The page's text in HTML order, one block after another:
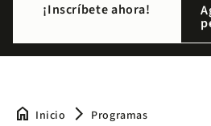
¡Inscríbete ahora!
home Inicio arrow_forward_ios Programas